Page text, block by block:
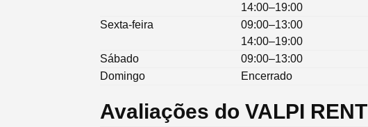
14:00–19:00
Sexta-feira
09:00–13:00
14:00–19:00
Sábado
09:00–13:00
Domingo
Encerrado
Avaliações do VALPI RENT